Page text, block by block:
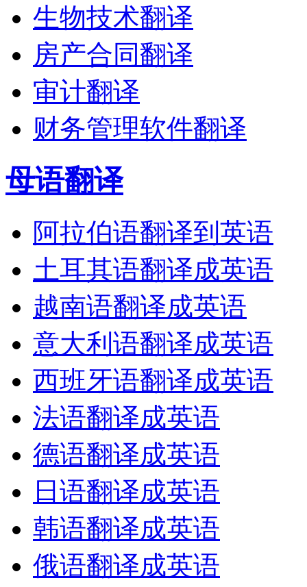
生物技术翻译
房产合同翻译
审计翻译
财务管理软件翻译
母语翻译
阿拉伯语翻译到英语
土耳其语翻译成英语
越南语翻译成英语
意大利语翻译成英语
西班牙语翻译成英语
法语翻译成英语
德语翻译成英语
日语翻译成英语
韩语翻译成英语
俄语翻译成英语